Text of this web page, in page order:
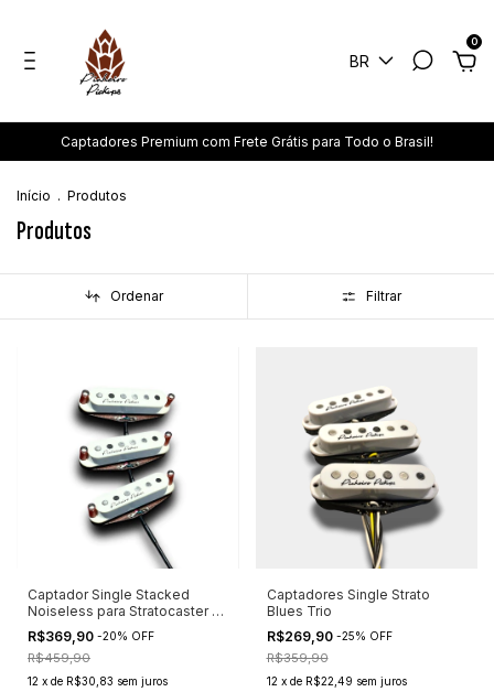
BR
0
Captadores Premium com Frete Grátis para Todo o Brasil!
Início . Produtos
Produtos
Ordenar Filtrar
Captador Single Stacked
Noiseless para Stratocaster -
Valhalla
R$369,90 -20% OFF
R$459,90
12 x de R$30,83 sem juros
Captadores Single Strato
Blues Trio
R$269,90 -25% OFF
R$359,90
12 x de R$22,49 sem juros